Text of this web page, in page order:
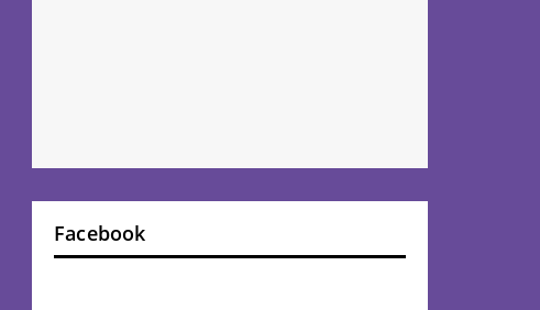
Facebook